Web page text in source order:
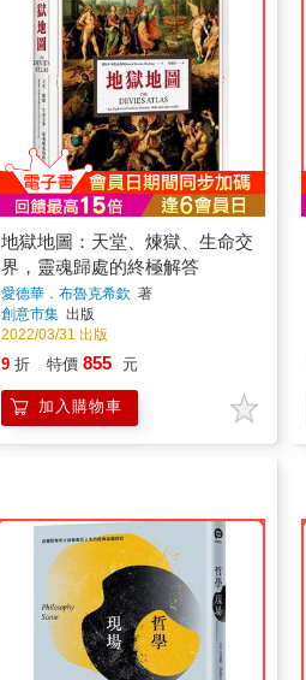
地獄地圖：天堂、煉獄、生命交
界，靈魂歸處的終極解答
愛德華．布魯克希欽 著
創意市集 出版
2022/03/31 出版
9 折 特價 855 元
加入購物車